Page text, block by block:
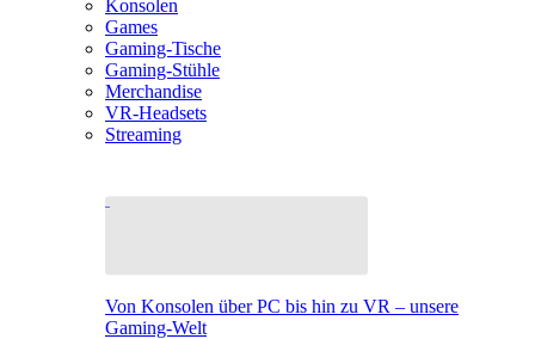
Konsolen
Games
Gaming-Tische
Gaming-Stühle
Merchandise
VR-Headsets
Streaming
Von Konsolen über PC bis hin zu VR – unsere
Gaming-Welt